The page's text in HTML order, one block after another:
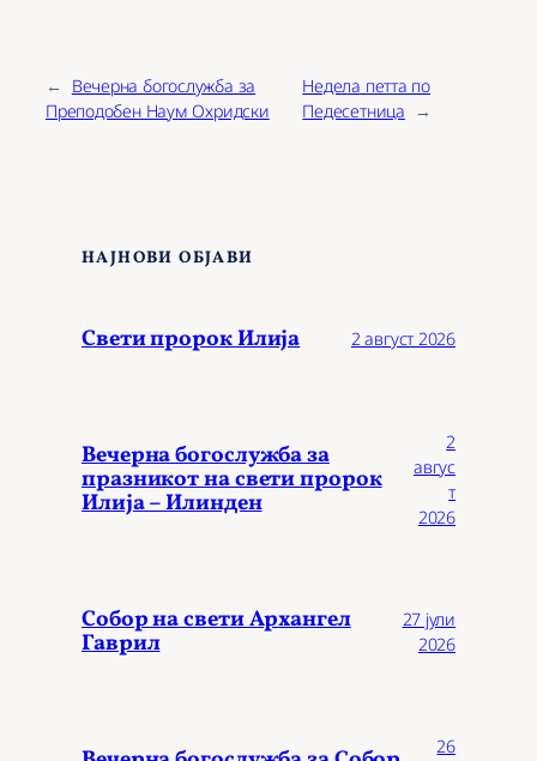
←
Вечерна богослужба за
Преподобен Наум Охридски
Недела петта по
Педесетница
→
НАЈНОВИ ОБЈАВИ
Свети пророк Илија 2 август 2026
Вечерна богослужба за
празникот на свети пророк
Илија – Илинден
2
авгус
т
2026
Собор на свети Архангел
Гаврил
27 јули
2026
26